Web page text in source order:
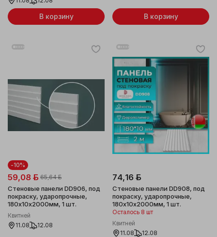
В корзину В корзину
-10%
59,08 ƃ 65,64 ƃ
Стеновые панели DD906, под
покраску, ударопрочные,
180x10x2000мм, 1 шт.
Квитней
11.08
12.08
74,16 ƃ
Стеновые панели DD908, под
покраску, ударопрочные,
180х10х2000мм, 1 шт.
Осталось 8 шт
Квитней
11.08
12.08